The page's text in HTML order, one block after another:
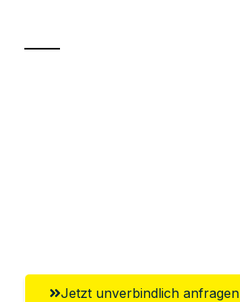
Jetzt unverbindlich anfragen